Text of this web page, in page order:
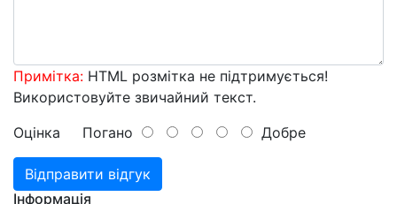
Примітка: HTML розмітка не підтримується!
Використовуйте звичайний текст.
Оцінка Погано Добре
Відправити відгук
Інформація